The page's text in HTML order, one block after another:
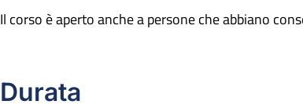
Il corso è aperto anche a persone che abbiano
Durata